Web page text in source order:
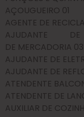
AÇOUGUEIRO 01
AGENTE DE
AJUDANTE
DE MERCADORIA 03
AJUDANTE DE
AJUDANTE DE
ATENDENTE
ATENDENTE DE
AUXILIAR DE